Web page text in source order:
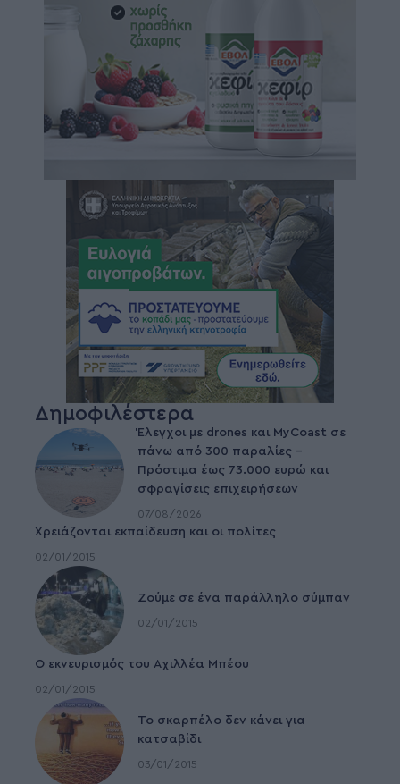
Δημοφιλέστερα
Έλεγχοι με drones και MyCoast σε
πάνω από 300 παραλίες –
Πρόστιμα έως 73.000 ευρώ και
σφραγίσεις επιχειρήσεων
07/08/2026
Χρειάζονται εκπαίδευση και οι πολίτες
02/01/2015
Ζούμε σε ένα παράλληλο σύμπαν
02/01/2015
Ο εκνευρισμός του Αχιλλέα Μπέου
02/01/2015
To σκαρπέλο δεν κάνει για
κατσαβίδι
03/01/2015